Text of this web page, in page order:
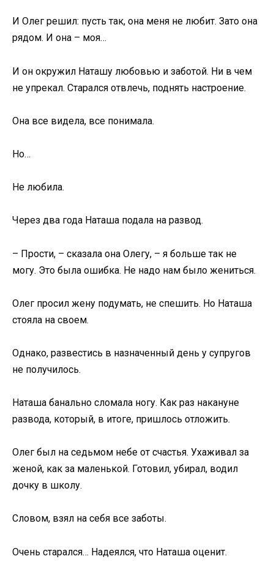
И Олег решил: пусть так, она меня не любит. Зато она
рядом. И она – моя…
И он окружил Наташу любовью и заботой. Ни в чем
не упрекал. Старался отвлечь, поднять настроение.
Она все видела, все понимала.
Но…
Не любила.
Через два года Наташа подала на развод.
– Прости, – сказала она Олегу, – я больше так не
могу. Это была ошибка. Не надо нам было жениться.
Олег просил жену подумать, не спешить. Но Наташа
стояла на своем.
Однако, развестись в назначенный день у супругов
не получилось.
Наташа банально сломала ногу. Как раз накануне
развода, который, в итоге, пришлось отложить.
Олег был на седьмом небе от счастья. Ухаживал за
женой, как за маленькой. Готовил, убирал, водил
дочку в школу.
Словом, взял на себя все заботы.
Очень старался… Надеялся, что Наташа оценит.